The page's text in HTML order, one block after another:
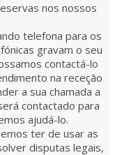
nos nossos
telefona para os
gravam o seu
contactá-lo
na receção
a sua chamada a
contactado para
ajudá-lo.
ter de usar as
disputas legais,